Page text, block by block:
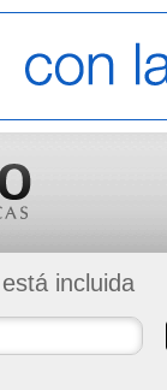
incluida